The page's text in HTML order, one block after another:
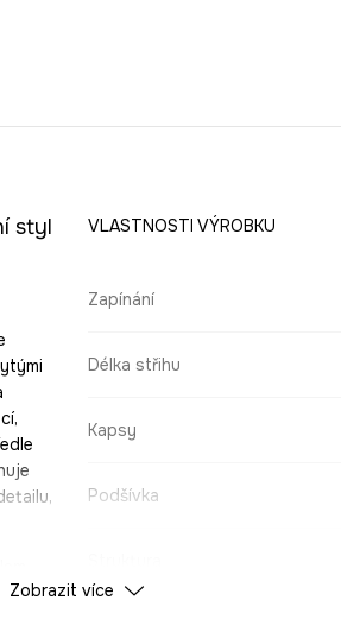
styl VLASTNOSTI VÝROBKU
Zapínání
Délka střihu
Kapsy
Podšívka
Zobrazit více